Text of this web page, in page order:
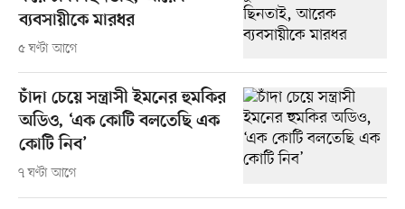
ব্যবসায়ীকে মারধর
৫ ঘণ্টা আগে
চাঁদা চেয়ে সন্ত্রাসী ইমনের হুমকির
অডিও, ‘এক কোটি বলতেছি এক
কোটি নিব’
৭ ঘণ্টা আগে